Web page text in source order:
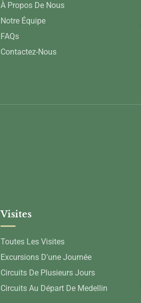
À Propos De Nous
Notre Équipe
FAQs
Contactez-Nous
Visites
Toutes Les Visites
Excursions D'une Journée
Circuits De Plusieurs Jours
Circuits Au Départ De Medellin